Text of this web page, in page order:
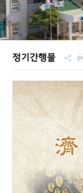
정기간행물